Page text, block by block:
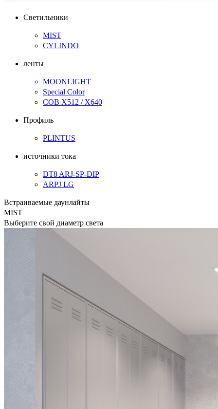
Светильники
MIST
CYLINDO
ленты
MOONLIGHT
Special Color
COB X512 / X640
Профиль
PLINTUS
источники тока
DT8 ARJ-SP-DIP
ARPJ LG
Встраиваемые даунлайты
MIST
Выберите свой диаметр света